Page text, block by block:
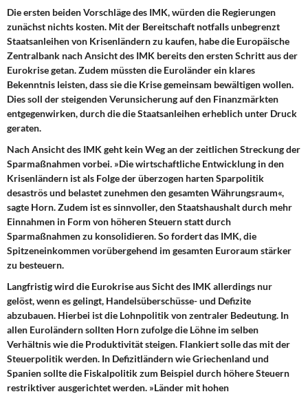
Die ersten beiden Vorschläge des IMK, würden die Regierungen
zunächst nichts kosten. Mit der Bereitschaft notfalls unbegrenzt
Staatsanleihen von Krisenländern zu kaufen, habe die Europäische
Zentralbank nach Ansicht des IMK bereits den ersten Schritt aus der
Eurokrise getan. Zudem müssten die Euroländer ein klares
Bekenntnis leisten, dass sie die Krise gemeinsam bewältigen wollen.
Dies soll der steigenden Verunsicherung auf den Finanzmärkten
entgegenwirken, durch die die Staatsanleihen erheblich unter Druck
geraten.
Nach Ansicht des IMK geht kein Weg an der zeitlichen Streckung der
Sparmaßnahmen vorbei. »Die wirtschaftliche Entwicklung in den
Krisenländern ist als Folge der überzogen harten Sparpolitik
desaströs und belastet zunehmen den gesamten Währungsraum«,
sagte Horn. Zudem ist es sinnvoller, den Staatshaushalt durch mehr
Einnahmen in Form von höheren Steuern statt durch
Sparmaßnahmen zu konsolidieren. So fordert das IMK, die
Spitzeneinkommen vorübergehend im gesamten Euroraum stärker
zu besteuern.
Langfristig wird die Eurokrise aus Sicht des IMK allerdings nur
gelöst, wenn es gelingt, Handelsüberschüsse- und Defizite
abzubauen. Hierbei ist die Lohnpolitik von zentraler Bedeutung. In
allen Euroländern sollten Horn zufolge die Löhne im selben
Verhältnis wie die Produktivität steigen. Flankiert solle das mit der
Steuerpolitik werden. In Defizitländern wie Griechenland und
Spanien sollte die Fiskalpolitik zum Beispiel durch höhere Steuern
restriktiver ausgerichtet werden. »Länder mit hohen